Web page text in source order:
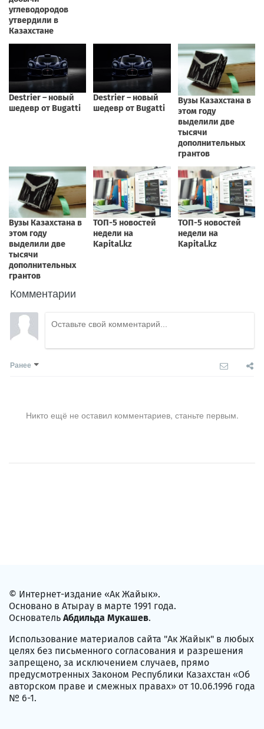
Комментарии
Ранее
Никто ещё не оставил комментариев, станьте первым.
© Интернет-издание «Ак Жайык».
Основано в Атырау в марте 1991 года.
Основатель Абдильда Мукашев.
Использование материалов сайта "Ак Жайык" в любых
целях без письменного согласования и разрешения
запрещено, за исключением случаев, прямо
предусмотренных Законом Республики Казахстан «Об
авторском праве и смежных правах» от 10.06.1996 года
№ 6-1.